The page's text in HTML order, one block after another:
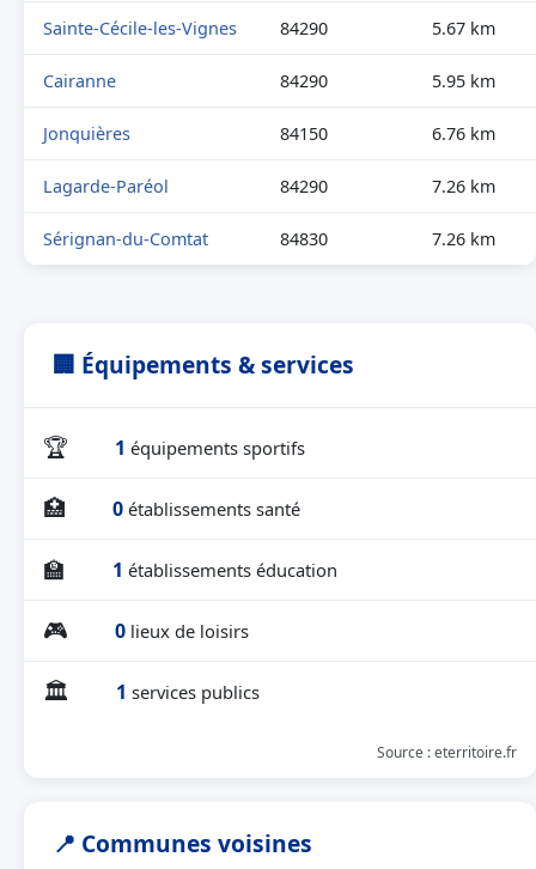
Sainte-Cécile-les-Vignes 84290 5.67 km
Cairanne 84290 5.95 km
Jonquières 84150 6.76 km
Lagarde-Paréol 84290 7.26 km
Sérignan-du-Comtat 84830 7.26 km
🏢 Équipements & services
🏆 1 équipements sportifs
🏥 0 établissements santé
🏫 1 établissements éducation
🎮 0 lieux de loisirs
🏛 1 services publics
Source : eterritoire.fr
📍 Communes voisines